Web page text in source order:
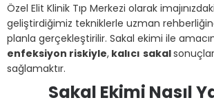
Özel Elit Klinik Tıp Merkezi olarak
geliştirdiğimiz tekniklerle uzman
planla gerçekleştirilir. Sakal ekimi ile
enfeksiyon riskiyle, kalıcı sakal
sağlamaktır.
Sakal Ekimi Nasıl